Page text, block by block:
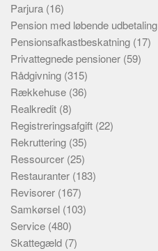
Parjura (16)
Pension med løbende udbetaling
Pensionsafkastbeskatning (17)
Privattegnede pensioner (59)
Rådgivning (315)
Rækkehuse (36)
Realkredit (8)
Registreringsafgift (22)
Rekruttering (35)
Ressourcer (25)
Restauranter (183)
Revisorer (167)
Samkørsel (103)
Service (480)
Skattegæld (7)